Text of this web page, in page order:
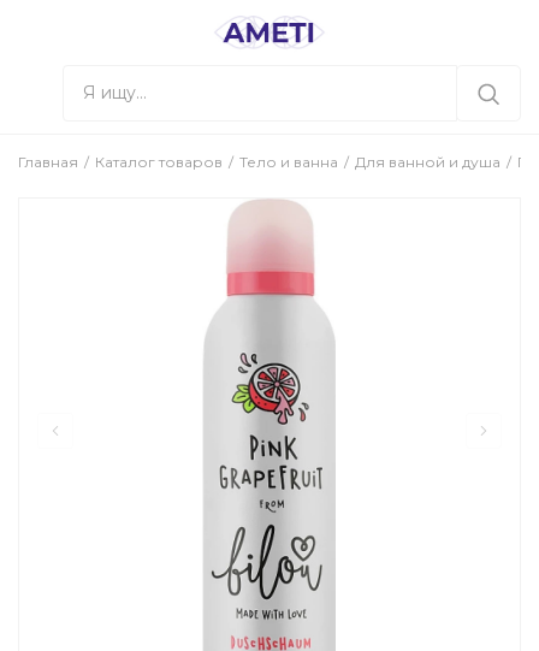
Главная Каталог товаров Тело и ванна Для ванной и душа